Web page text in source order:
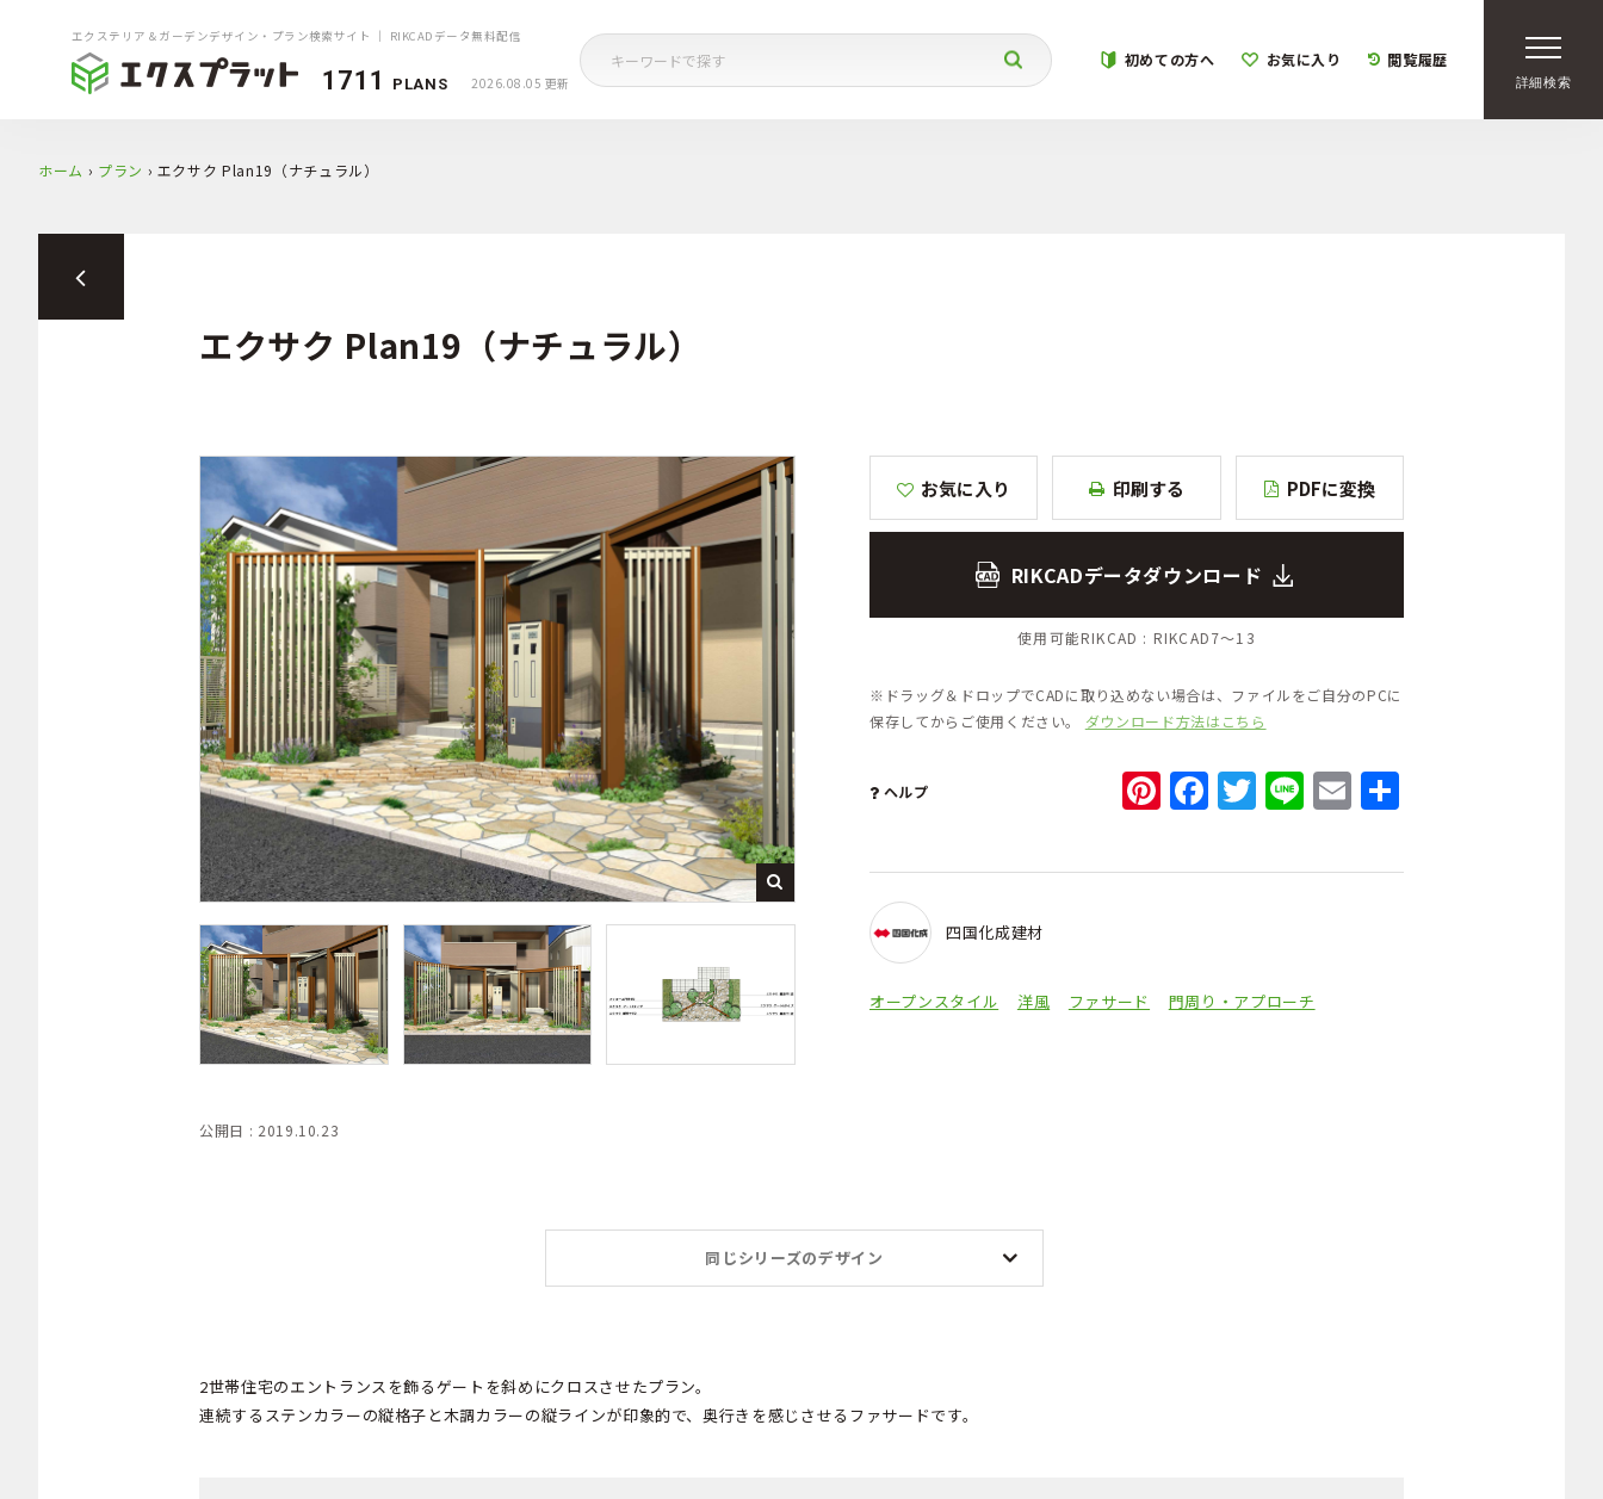
詳細検索
エクステリア＆ガーデンデザイン・プラン検索サイト ｜ RIKCADデータ無料配信
1711 PLANS 2026.08.05 更新
初めての方へ お気に入り 閲覧履歴
ホーム › プラン › エクサク Plan19（ナチュラル）
エクサク Plan19（ナチュラル）
公開日 : 2019.10.23
お気に入り 印刷する PDFに変換
RIKCADデータダウンロード
使用可能RIKCAD : RIKCAD7～13
※ドラッグ＆ドロップでCADに取り込めない場合は、ファイルをご自分のPCに
保存してからご使用ください。 ダウンロード方法はこちら
ヘルプ Pinterest
Facebook
Twitter
LineEmail
四国化成建材
オープンスタイル 洋風 ファサード 門周り・アプローチ
同じシリーズのデザイン
2世帯住宅のエントランスを飾るゲートを斜めにクロスさせたプラン。
連続するステンカラーの縦格子と木調カラーの縦ラインが印象的で、奥行きを感じさせるファサードです。